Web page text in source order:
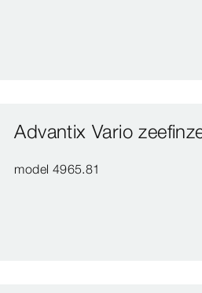
Advantix Vario
model 4965.81